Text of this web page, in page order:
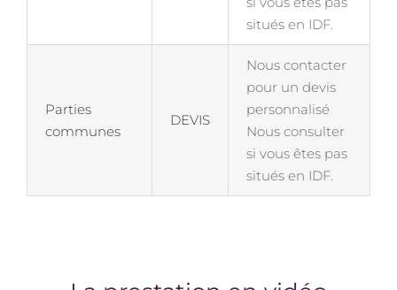
situés en IDF.
Parties
communes
DEVIS
Nous contacter
pour un devis
personnalisé
Nous consulter
si vous êtes pas
situés en IDF.